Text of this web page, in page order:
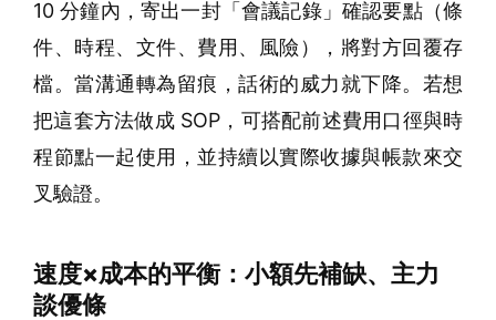
10 分鐘內，寄出一封「會議記錄」確認要點（條
件、時程、文件、費用、風險），將對方回覆存
檔。當溝通轉為留痕，話術的威力就下降。若想
把這套方法做成 SOP，可搭配前述費用口徑與時
程節點一起使用，並持續以實際收據與帳款來交
叉驗證。
速度×成本的平衡：小額先補缺、主力
談優條